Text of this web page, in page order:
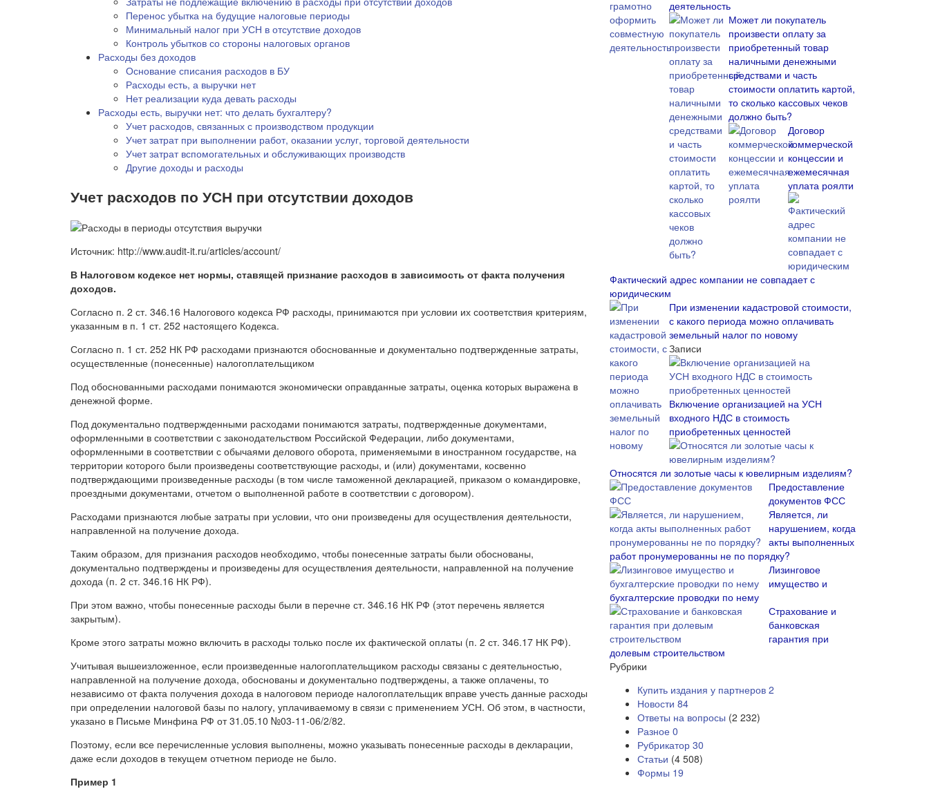
Перенос убытка на будущие налоговые периоды
Минимальный налог при УСН в отсутствие доходов
Контроль убытков со стороны налоговых органов
Расходы без доходов
Основание списания расходов в БУ
Расходы есть, а выручки нет
Нет реализации куда девать расходы
Расходы есть, выручки нет: что делать бухгалтеру?
Учет расходов, связанных с производством продукции
Учет затрат при выполнении работ, оказании услуг, торговой деятельности
Учет затрат вспомогательных и обслуживающих производств
Другие доходы и расходы
Учет расходов по УСН при отсутствии доходов
Источник: http://www.audit-it.ru/articles/account/
В Налоговом кодексе нет нормы, ставящей признание расходов в зависимость от факта получения
доходов.
Согласно п. 2 ст. 346.16 Налогового кодекса РФ расходы, принимаются при условии их соответствия критериям,
указанным в п. 1 ст. 252 настоящего Кодекса.
Согласно п. 1 ст. 252 НК РФ расходами признаются обоснованные и документально подтвержденные затраты,
осуществленные (понесенные) налогоплательщиком
Под обоснованными расходами понимаются экономически оправданные затраты, оценка которых выражена в
денежной форме.
Под документально подтвержденными расходами понимаются затраты, подтвержденные документами,
оформленными в соответствии с законодательством Российской Федерации, либо документами,
оформленными в соответствии с обычаями делового оборота, применяемыми в иностранном государстве, на
территории которого были произведены соответствующие расходы, и (или) документами, косвенно
подтверждающими произведенные расходы (в том числе таможенной декларацией, приказом о командировке,
проездными документами, отчетом о выполненной работе в соответствии с договором).
Расходами признаются любые затраты при условии, что они произведены для осуществления деятельности,
направленной на получение дохода.
Таким образом, для признания расходов необходимо, чтобы понесенные затраты были обоснованы,
документально подтверждены и произведены для осуществления деятельности, направленной на получение
дохода (п. 2 ст. 346.16 НК РФ).
При этом важно, чтобы понесенные расходы были в перечне ст. 346.16 НК РФ (этот перечень является
закрытым).
Кроме этого затраты можно включить в расходы только после их фактической оплаты (п. 2 ст. 346.17 НК РФ).
Учитывая вышеизложенное, если произведенные налогоплательщиком расходы связаны с деятельностью,
направленной на получение дохода, обоснованы и документально подтверждены, а также оплачены, то
независимо от факта получения дохода в налоговом периоде налогоплательщик вправе учесть данные расходы
при определении налоговой базы по налогу, уплачиваемому в связи с применением УСН. Об этом, в частности,
указано в Письме Минфина РФ от 31.05.10 №03-11-06/2/82.
Поэтому, если все перечисленные условия выполнены, можно указывать понесенные расходы в декларации,
даже если доходов в текущем отчетном периоде не было.
Пример 1
деятельность
Может ли покупатель
произвести оплату за
приобретенный товар
наличными денежными
средствами и часть
стоимости оплатить картой,
то сколько кассовых чеков
должно быть?
Договор
коммерческой
концессии и
ежемесячная
уплата роялти
Фактический адрес компании не совпадает с
юридическим
При изменении кадастровой стоимости,
с какого периода можно оплачивать
земельный налог по новому
Записи
Включение организацией на УСН
входного НДС в стоимость
приобретенных ценностей
Относятся ли золотые часы к ювелирным изделиям?
Предоставление
документов ФСС
Является, ли
нарушением, когда
акты выполненных
работ пронумерованны не по порядку?
Лизинговое
имущество и
бухгалтерские проводки по нему
Страхование и
банковская
гарантия при
долевым строительством
Рубрики
Купить издания у партнеров 2
Новости 84
Ответы на вопросы (2 232)
Разное 0
Рубрикатор 30
Статьи (4 508)
Формы 19